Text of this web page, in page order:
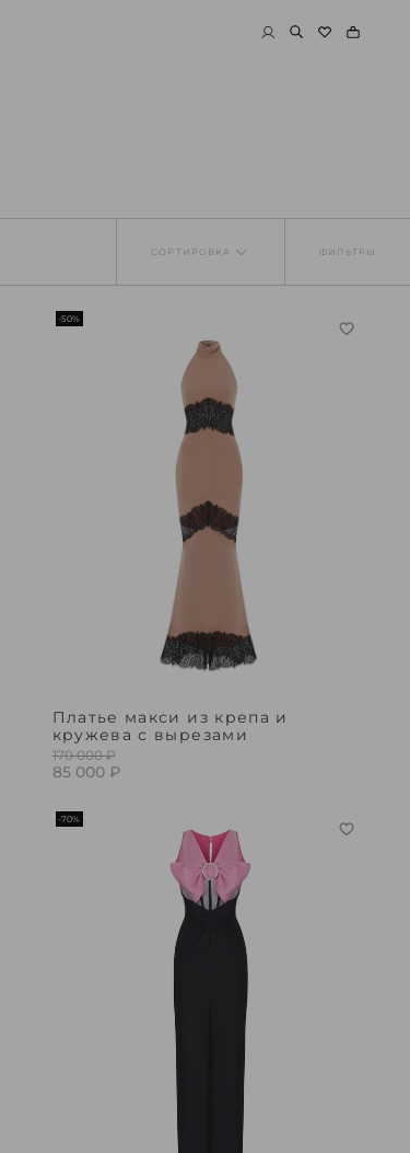
СОРТИРОВКА ФИЛЬТРЫ
-50%
Платье макси из крепа и
кружева с вырезами
170 000 ₽
85 000 ₽
-70%